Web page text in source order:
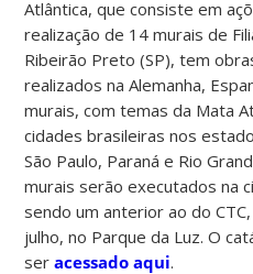
Atlântica, que consiste em
realização de 14 murais de
Ribeirão Preto (SP),tem
realizados na Alemanha,
murais, com temas da Mata
cidades brasileiras nos
São Paulo, Paraná e Rio
murais serão executados na
sendo um anterior ao do
julho, no Parque da Luz. O
seracessado aqui.